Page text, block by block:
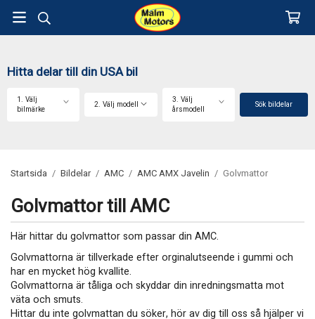
Hitta delar till din USA bil
1. Välj
bilmärke
2. Välj modell
3. Välj
årsmodell
Sök bildelar
Startsida / Bildelar / AMC / AMC AMX Javelin / Golvmattor
Golvmattor till AMC
Här hittar du golvmattor som passar din AMC.
Golvmattorna är tillverkade efter orginalutseende i gummi och
har en mycket hög kvallite.
Golvmattorna är tåliga och skyddar din inredningsmatta mot
väta och smuts.
Hittar du inte golvmattan du söker, hör av dig till oss så hjälper vi